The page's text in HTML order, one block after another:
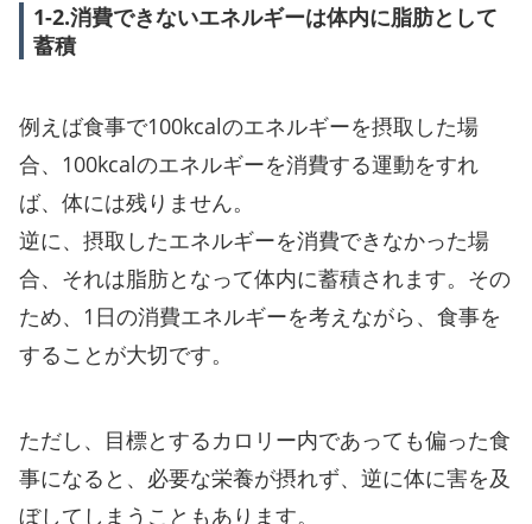
1-2.消費できないエネルギーは体内に脂肪として
蓄積
例えば食事で100kcalのエネルギーを摂取した場
合、100kcalのエネルギーを消費する運動をすれ
ば、体には残りません。
逆に、摂取したエネルギーを消費できなかった場
合、それは脂肪となって体内に蓄積されます。その
ため、1日の消費エネルギーを考えながら、食事を
することが大切です。
ただし、目標とするカロリー内であっても偏った食
事になると、必要な栄養が摂れず、逆に体に害を及
ぼしてしまうこともあります。